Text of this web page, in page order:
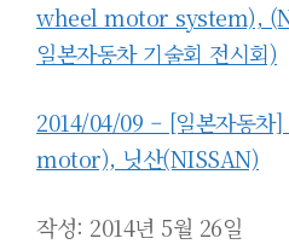
wheel motor system),
일본자동차 기술회 전시회)
2014/04/09 – [일본자동
motor), 닛산(NISSAN)
작성: 2014년 5월 26일